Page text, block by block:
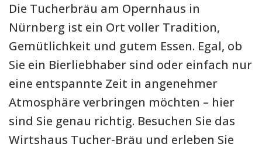
Die Tucherbräu am Opernhaus in
Nürnberg ist ein Ort voller Tradition,
Gemütlichkeit und gutem Essen. Egal, ob
Sie ein Bierliebhaber sind oder einfach nur
eine entspannte Zeit in angenehmer
Atmosphäre verbringen möchten – hier
sind Sie genau richtig. Besuchen Sie das
Wirtshaus Tucher-Bräu und erleben Sie